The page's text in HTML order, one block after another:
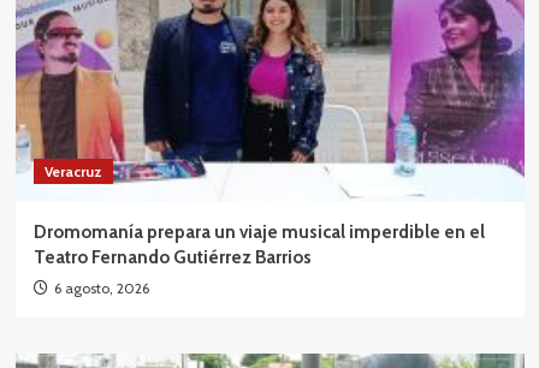
Veracruz
Dromomanía prepara un viaje musical imperdible en el
Teatro Fernando Gutiérrez Barrios
6 agosto, 2026